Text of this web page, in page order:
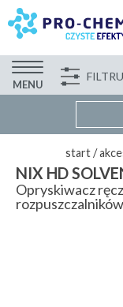
MENU
start /
NIX HD
Opryskiwacz
rozpuszczalników